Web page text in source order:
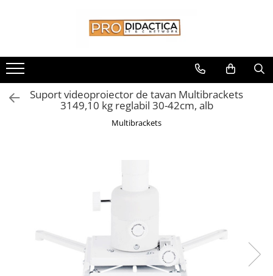
Oferta PNRR/PNRAS
Pachete Echipamente Sali Clasa
Pachete Echipamente Sala Clasa
Imprimante si Multifunctionale
Imprimante si Scanere 3D
Creioane 3D
Camere Documente
Suport videoproiector de tavan Multibrackets
3149,10 kg reglabil 30-42cm, alb
Multibrackets